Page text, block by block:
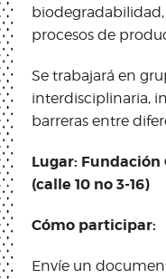
procesos de
Se trabajará en
interdisciplinaria,
barreras entre
Lugar:
(calle 10 no 3-16)
Cómo participar:
Envíe un